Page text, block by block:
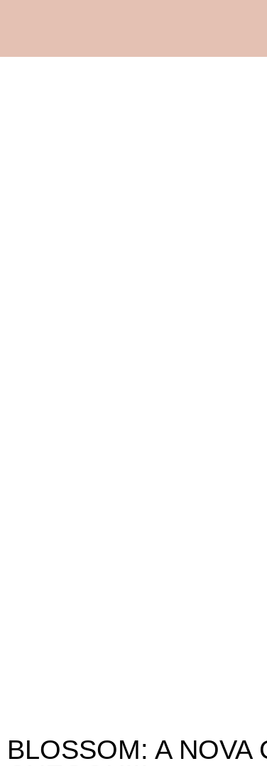
BLOSSOM: A NOVA